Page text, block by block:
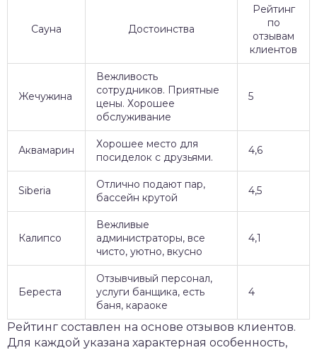
Сауна Достоинства
Рейтинг
по
отзывам
клиентов
Жечужина
Вежливость
сотрудников. Приятные
цены. Хорошее
обслуживание
5
Аквамарин
Хорошее место для
посиделок с друзьями.
4,6
Siberia
Отлично подают пар,
бассейн крутой
4,5
Калипсо
Вежливые
администраторы, все
чисто, уютно, вкусно
4,1
Береста
Отзывчивый персонал,
услуги банщика, есть
баня, караоке
4
Рейтинг составлен на основе отзывов клиентов.
Для каждой указана характерная особенность,